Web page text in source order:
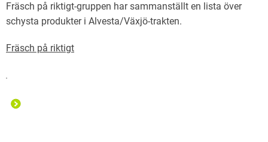
Fräsch på riktigt-gruppen har sammanställt en lista över
schysta produkter i Alvesta/Växjö-trakten.
Fräsch på riktigt